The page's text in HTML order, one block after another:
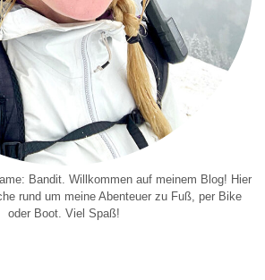
Bandit. Willkommen auf meinem Blog! Hier
rund um meine Abenteuer zu Fuß, per Bike
oder Boot. Viel Spaß!